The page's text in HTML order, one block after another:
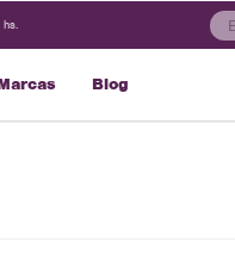
Blog